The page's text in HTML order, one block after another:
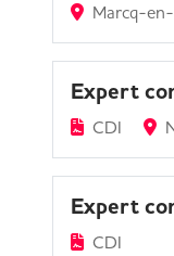
Marcq-
Expert
CDI
Expert
CDI